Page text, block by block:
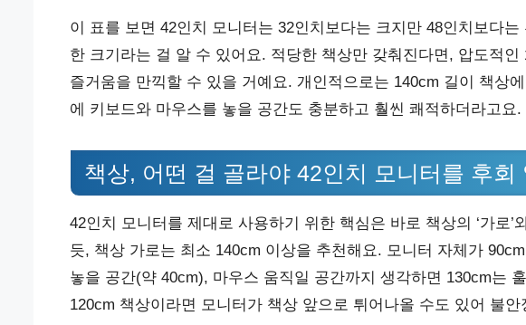
이 표를 보면 42인치 모니터는 32인치보다는 크지만 48인치보다는
한 크기라는 걸 알 수 있어요. 적당한 책상만 갖춰진다면, 압도적인
즐거움을 만끽할 수 있을 거예요. 개인적으로는 140cm 길이 책상
에 키보드와 마우스를 놓을 공간도 충분하고 훨씬 쾌적하더라고요.
책상, 어떤 걸 골라야 42인치 모니터를 후회
42인치 모니터를 제대로 사용하기 위한 핵심은 바로 책상의 ‘가로’
듯, 책상 가로는 최소 140cm 이상을 추천해요. 모니터 자체가
놓을 공간(약 40cm), 마우스 움직일 공간까지 생각하면 130cm는
120cm 책상이라면 모니터가 책상 앞으로 튀어나올 수도 있어 불